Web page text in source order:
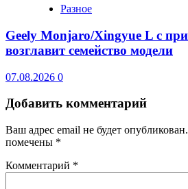
Разное
Geely Monjaro/Xingyue L с
возглавит семейство модели
07.08.2026 0
Добавить комментарий
Ваш адрес email не будет опубликован.
помечены *
Комментарий *